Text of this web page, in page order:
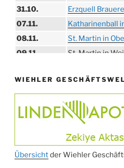
31.10.
Erzquell
07.11.
Katharinenball
08.11.
St. Martin in
09.11.
St. Martin in
11.11.
„DÜX“ im
14.11.
Proklamation
15.11.
Konzert
Volkstrauertag
27.11.
Anknipsfest an
Kirche
WIEHLER
Übersichtder Wiehler